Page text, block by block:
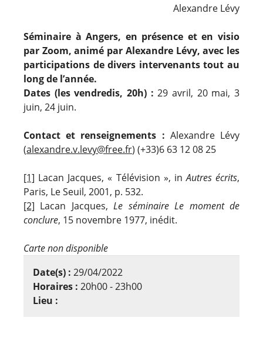
Alexandre Lévy
Séminaire à Angers, en présence et en visio
par Zoom, animé par Alexandre Lévy, avec les
participations de divers intervenants tout au
long de l’année.
Dates (les vendredis, 20h) : 29 avril, 20 mai, 3
juin, 24 juin.
Contact et renseignements : Alexandre Lévy
(alexandre.v.levy@free.fr) (+33)6 63 12 08 25
[1] Lacan Jacques, « Télévision », inAutres écrits,
Paris, Le Seuil, 2001, p. 532.
[2] Lacan Jacques,Le séminaire Le moment de
conclure, 15 novembre 1977, inédit.
Carte non disponible
Date(s) : 29/04/2022
Horaires : 20h00 - 23h00
Lieu :